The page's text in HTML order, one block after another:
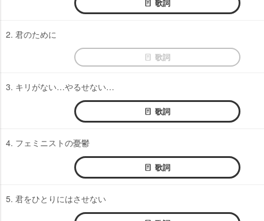
歌詞
2. 君のために
歌詞
3. キリがない…やるせない…
歌詞
4. フェミニストの憂鬱
歌詞
5. 君をひとりにはさせない